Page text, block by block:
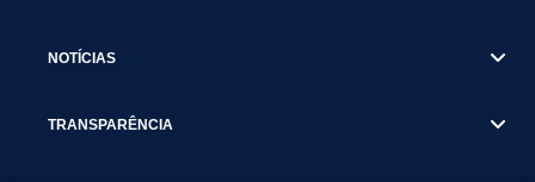
NOTÍCIAS
TRANSPARÊNCIA